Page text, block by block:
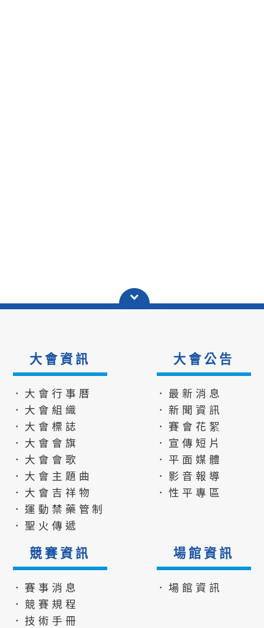
大會資訊
．大會行事曆
．大會組織
．大會標誌
．大會會旗
．大會會歌
．大會主題曲
．大會吉祥物
．運動禁藥管制
．聖火傳遞
大會公告
．最新消息
．新聞資訊
．賽會花絮
．宣傳短片
．平面媒體
．影音報導
．性平專區
競賽資訊
．賽事消息
．競賽規程
．技術手冊
場館資訊
．場館資訊